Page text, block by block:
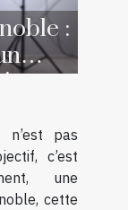
:
n’est pas
c’est
une
cette